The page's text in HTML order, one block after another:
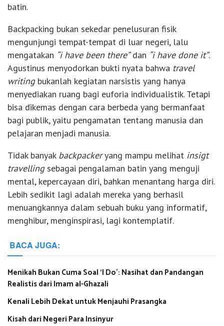
batin.
Backpacking bukan sekedar penelusuran fisik
mengunjungi tempat-tempat di luar negeri, lalu
mengatakan “i have been there”dan “i have done it”.
Agustinus menyodorkan bukti nyata bahwa travel
writingbukanlah kegiatan narsistis yang hanya
menyediakan ruang bagi euforia individualistik. Tetapi
bisa dikemas dengan cara berbeda yang bermanfaat
bagi publik, yaitu pengamatan tentang manusia dan
pelajaran menjadi manusia.
Tidak banyak backpackeryang mampu melihat insigt
travelling sebagai pengalaman batin yang menguji
mental, kepercayaan diri, bahkan menantang harga diri.
Lebih sedikit lagi adalah mereka yang berhasil
menuangkannya dalam sebuah buku yang informatif,
menghibur, menginspirasi, lagi kontemplatif.
BACA JUGA:
Menikah Bukan Cuma Soal ‘I Do’: Nasihat dan Pandangan
Realistis dari Imam al-Ghazali
Kenali Lebih Dekat untuk Menjauhi Prasangka
Kisah dari Negeri Para Insinyur